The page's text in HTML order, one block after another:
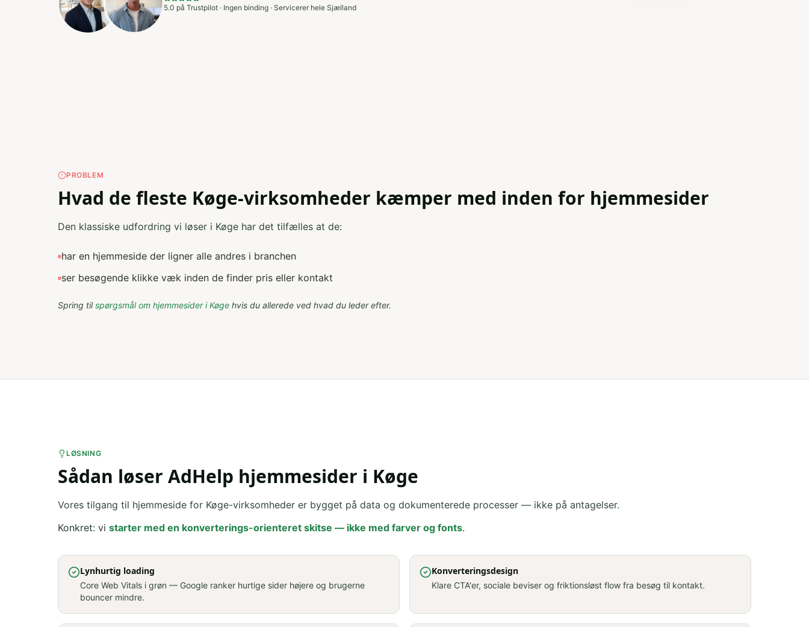
5.0 på Trustpilot · Ingen binding · Servicerer hele Sjælland
PROBLEM
Hvad de fleste Køge-virksomheder kæmper med inden for hjemmesider
Den klassiske udfordring vi løser i Køge har det tilfælles at de:
har en hjemmeside der ligner alle andres i branchen
ser besøgende klikke væk inden de finder pris eller kontakt
Spring tilspørgsmål om hjemmesideriKøge hvis du allerede ved hvad du leder efter.
LØSNING
Sådan løser AdHelp hjemmesider i Køge
Vores tilgang til hjemmeside for Køge-virksomheder er bygget på data og dokumenterede processer — ikke på antagelser.
Konkret: vi starter med en konverterings-orienteret skitse — ikke med farver og fonts.
Lynhurtig loading
Core Web Vitals i grøn — Google ranker hurtige sider højere og brugerne
bouncer mindre.
Konverteringsdesign
Klare CTA'er, sociale beviser og friktionsløst flow fra besøg til kontakt.